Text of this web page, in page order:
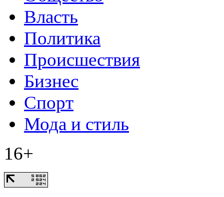
Власть
Политика
Происшествия
Бизнес
Спорт
Мода и стиль
16+